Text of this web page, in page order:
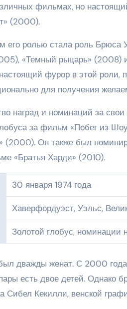
фильмах, но
(2000).
его ролью стала роль Брюса
«Темный рыцарь» (2008)
фурор в этой роли,
для получения
наград и номинаций за
за фильм «Побег из
(2000). Он также был
«Братья Харди» (2010).
30 января 1974 года
Хаверфордуэст, Уэльс,
Золотой глобус, номинации
дважды женат. С 2000
есть двое детей. Однако
Сибел Кекилли, венской